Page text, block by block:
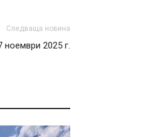
Следваща новина
ноември 2025 г.